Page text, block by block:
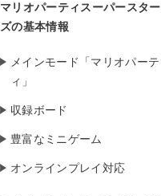
マリオパーティスーパースター
ズの基本情報
メインモード「マリオパーテ
ィ」
収録ボード
豊富なミニゲーム
オンラインプレイ対応